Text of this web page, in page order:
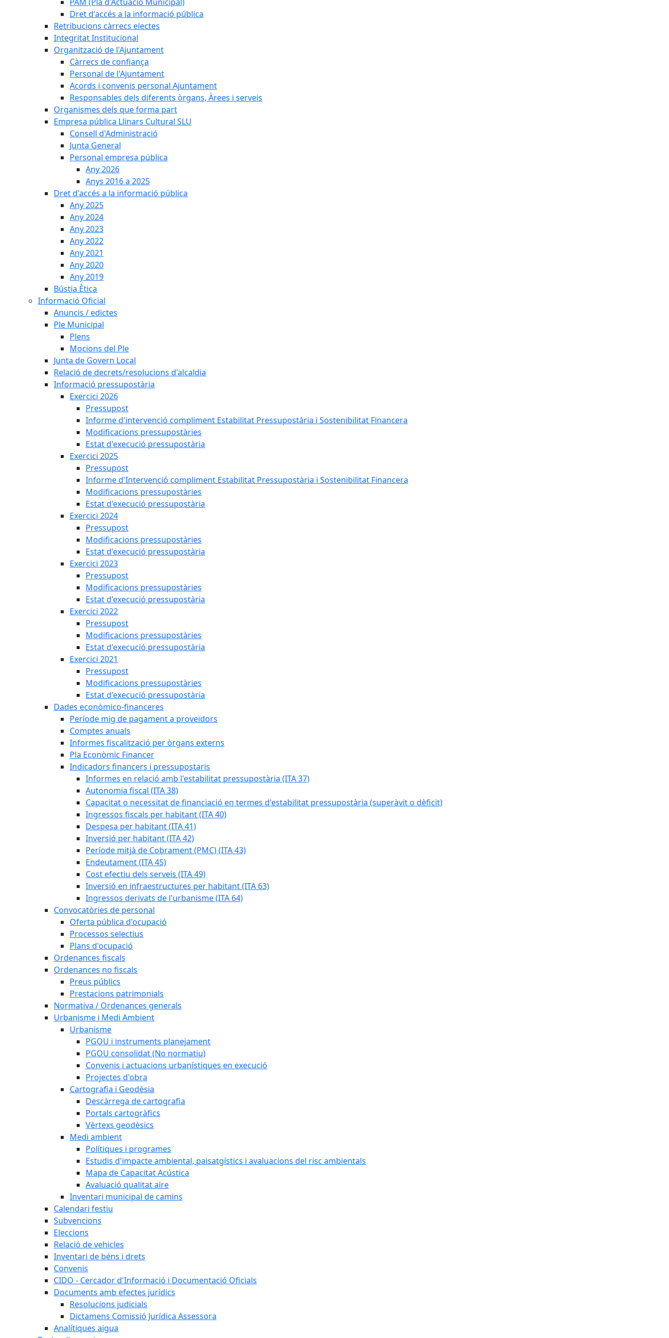
Dret d'accés a la informació pública
Retribucions càrrecs electes
Integritat Institucional
Organització de l'Ajuntament
Càrrecs de confiança
Personal de l'Ajuntament
Acords i convenis personal Ajuntament
Responsables dels diferents òrgans, Àrees i serveis
Organismes dels que forma part
Empresa pública Llinars Cultural SLU
Consell d'Administració
Junta General
Personal empresa pública
Any 2026
Anys 2016 a 2025
Dret d'accés a la informació pública
Any 2025
Any 2024
Any 2023
Any 2022
Any 2021
Any 2020
Any 2019
Bústia Ètica
Informació Oficial
Anuncis / edictes
Ple Municipal
Plens
Mocions del Ple
Junta de Govern Local
Relació de decrets/resolucions d'alcaldia
Informació pressupostària
Exercici 2026
Pressupost
Informe d'intervenció compliment Estabilitat Pressupostària i Sostenibilitat Financera
Modificacions pressupostàries
Estat d'execució pressupostària
Exercici 2025
Pressupost
Informe d'Intervenció compliment Estabilitat Pressupostària i Sostenibilitat Financera
Modificacions pressupostàries
Estat d'execució pressupostària
Exercici 2024
Pressupost
Modificacions pressupostàries
Estat d'execució pressupostària
Exercici 2023
Pressupost
Modificacions pressupostàries
Estat d'execució pressupostària
Exercici 2022
Pressupost
Modificacions pressupostàries
Estat d'execució pressupostària
Exercici 2021
Pressupost
Modificacions pressupostàries
Estat d'execució pressupostària
Dades econòmico-financeres
Període mig de pagament a proveïdors
Comptes anuals
Informes fiscalització per òrgans externs
Pla Econòmic Financer
Indicadors financers i pressupostaris
Informes en relació amb l'estabilitat pressupostària (ITA 37)
Autonomia fiscal (ITA 38)
Capacitat o necessitat de financiació en termes d'estabilitat pressupostària (superàvit o dèficit)
Ingressos fiscals per habitant (ITA 40)
Despesa per habitant (ITA 41)
Inversió per habitant (ITA 42)
Període mitjà de Cobrament (PMC) (ITA 43)
Endeutament (ITA 45)
Cost efectiu dels serveis (ITA 49)
Inversió en infraestructures per habitant (ITA 63)
Ingressos derivats de l'urbanisme (ITA 64)
Convocatòries de personal
Oferta pública d'ocupació
Processos selectius
Plans d'ocupació
Ordenances fiscals
Ordenances no fiscals
Preus públics
Prestacions patrimonials
Normativa / Ordenances generals
Urbanisme i Medi Ambient
Urbanisme
PGOU i instruments planejament
PGOU consolidat (No normatiu)
Convenis i actuacions urbanístiques en execució
Projectes d'obra
Cartografia i Geodèsia
Descàrrega de cartografia
Portals cartogràfics
Vèrtexs geodèsics
Medi ambient
Polítiques i programes
Estudis d'impacte ambiental, paisatgístics i avaluacions del risc ambientals
Mapa de Capacitat Acústica
Avaluació qualitat aire
Inventari municipal de camins
Calendari festiu
Subvencions
Eleccions
Relació de vehicles
Inventari de béns i drets
Convenis
CIDO - Cercador d'Informació i Documentació Oficials
Documents amb efectes jurídics
Resolucions judicials
Dictamens Comissió Jurídica Assessora
Analítiques aigua